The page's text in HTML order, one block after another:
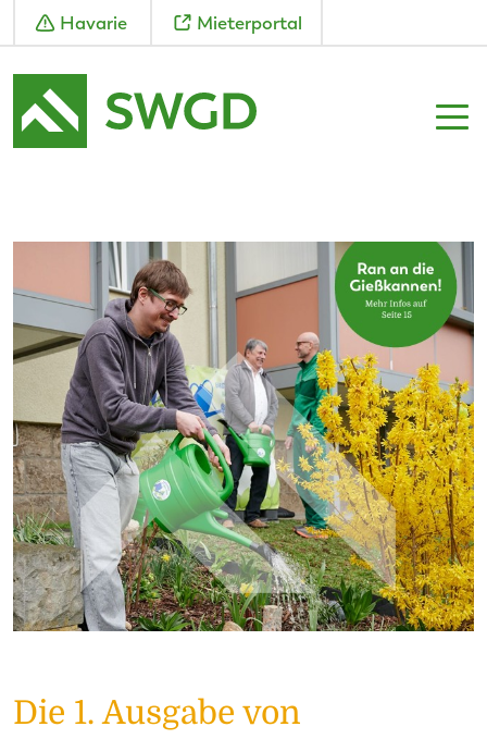
Havarie Mieterportal
Die 1. Ausgabe von